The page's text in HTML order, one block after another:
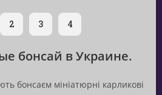
2 3 4
бонсай в Украине.
бонсаєм мініатюрні карликові